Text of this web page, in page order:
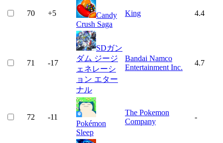
70 +5
Candy
Crush Saga
King 4.4
71 -17
SDガン
ダム ジージ
ェネレーシ
ョン エター
ナル
Bandai Namco
Entertainment Inc.
4.7
72 -11
Pokémon
Sleep
The Pokemon
Company
-